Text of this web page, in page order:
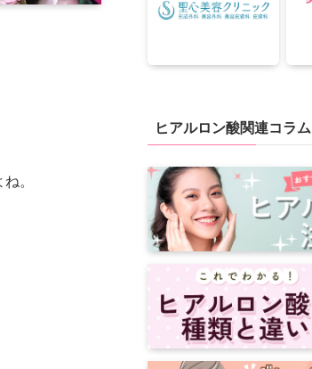
。
ヒアルロン酸関連コラム